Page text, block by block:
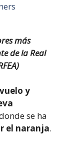
más
de la Real
y
se ha
el naranja.